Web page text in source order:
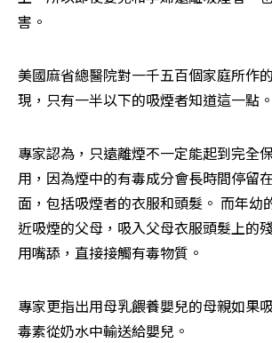
害。
美國麻省總醫院對一千五百個家庭所作
現，只有一半以下的吸煙者知道這一點。
專家認為，只遠離煙不一定能起到完全
用，因為煙中的有毒成分會長時間停留
面，包括吸煙者的衣服和頭髮。 而年幼
近吸煙的父母，吸入父母衣服頭髮上的
用嘴舔，直接接觸有毒物質。
專家更指出用母乳餵養嬰兒的母親如果
毒素從奶水中輸送給嬰兒。